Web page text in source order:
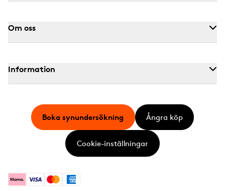
Om oss
Information
KlarnaVisa MastercardAmerican Express
Boka synundersökning Ångra köp
Cookie-inställningar